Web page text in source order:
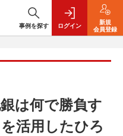
事例を探す ログイン
新規
会員登録
は何で勝負す
活用したひろ